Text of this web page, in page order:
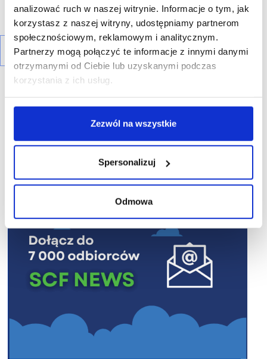
analizować ruch w naszej witrynie. Informacje o tym, jak
korzystasz z naszej witryny, udostępniamy partnerom
społecznościowym, reklamowym i analitycznym.
Partnerzy mogą połączyć te informacje z innymi danymi
otrzymanymi od Ciebie lub uzyskanymi podczas
korzystania z ich usług.
Zezwól na wszystkie
Spersonalizuj
Odmowa